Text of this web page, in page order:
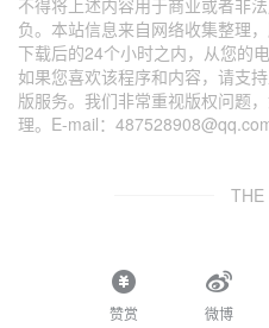
不得将上述内容用于商业或者非
负。本站信息来自网络收集整理
下载后的24个小时之内，从您的
如果您喜欢该程序和内容，请支
版服务。我们非常重视版权问题
理。E-mail：
THE
赞赏 微博